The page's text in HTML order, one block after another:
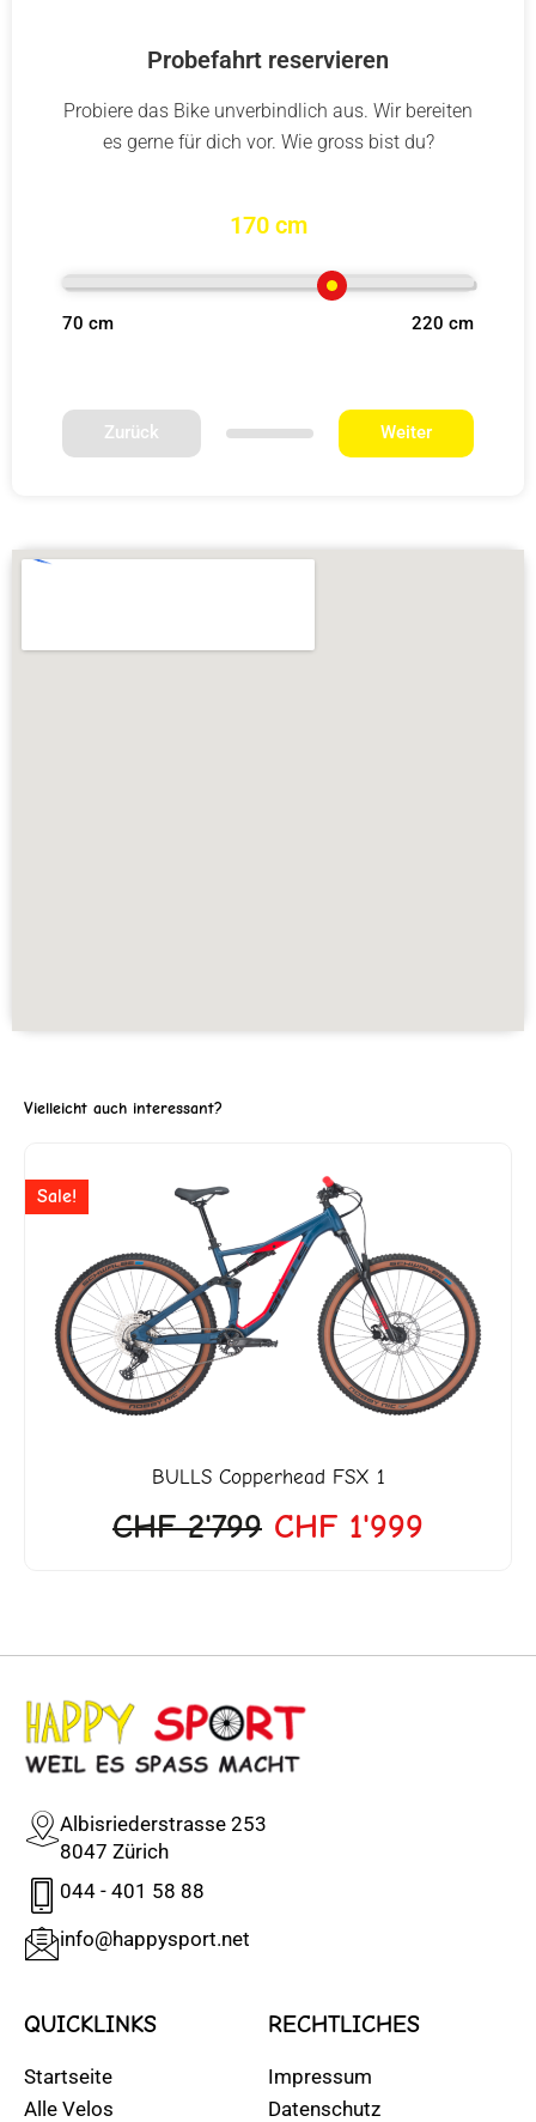
Probefahrt reservieren
Probiere das Bike unverbindlich aus. Wir bereiten
es gerne für dich vor. Wie gross bist du?
170 cm
70 cm 220 cm
Zurück Weiter
Vielleicht auch interessant?
Sale!
BULLSCopperhead FSX 1
CHF2'799
Ursprünglicher
Preis
war:
CHF 2'799
CHF 1'999
ist:
CHF
Albisriederstrasse 253
8047 Zürich
044 - 401 58 88
info@happysport.net
QUICKLINKS
Startseite
Alle Velos
RECHTLICHES
Impressum
Datenschutz